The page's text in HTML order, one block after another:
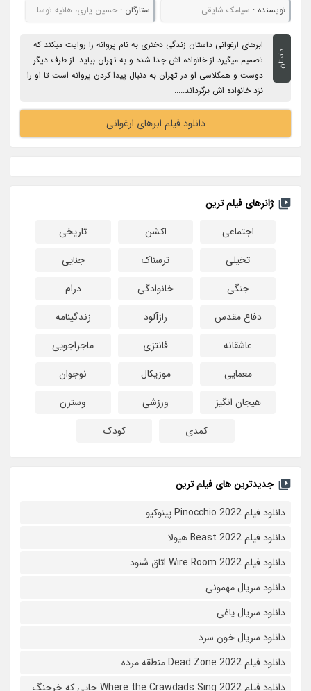
نویسنده : سیامک شایقی ستارگان : حسین یاری، هانیه توسلی، شبنم مقدمی، بهناز جعفری، شیرین یزدان بخش
داستان
ابرهای ارغوانی داستان زندگی دختری به نام پروانه را روایت میکند که
تصمیم میگیرد از خانواده اش جدا شده و به تهران بیاید. از طرف دیگر
دوست و همکلاسی او در تهران به دنبال پیدا کردن پروانه است تا او را
نزد خانواده اش برگرداند.....
دانلود فیلم ابرهای ارغوانی
ژانرهای فیلم ترین
اجتماعی
اکشن
تاریخی
تخیلی
ترسناک
جنایی
جنگی
خانوادگی
درام
دفاع مقدس
رازآلود
زندگینامه
عاشقانه
فانتزی
ماجراجویی
معمایی
موزیکال
نوجوان
هیجان انگیز
ورزشی
وسترن
کمدی
کودک
جدیدترین های فیلم ترین
دانلود فیلم Pinocchio 2022 پینوکیو
دانلود فیلم Beast 2022 هیولا
دانلود فیلم Wire Room 2022 اتاق شنود
دانلود سریال مهمونی
دانلود سریال یاغی
دانلود سریال خون سرد
دانلود فیلم 2022 Dead Zone منطقه مرده
دانلود فیلم Where the Crawdads Sing 2022 جایی که خرچنگ